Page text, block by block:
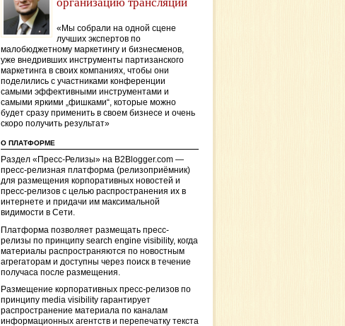
«Мы собрали на одной сцене
лучших экспертов по
малобюджетному маркетингу и бизнесменов,
уже внедривших инструменты партизанского
маркетинга в своих компаниях, чтобы они
поделились с участниками конференции
самыми эффективными инструментами и
самыми яркими „фишками“, которые можно
будет сразу применить в своем бизнесе и очень
скоро получить результат»
О ПЛАТФОРМЕ
Раздел «Пресс-Релизы» на B2Blogger.com —
пресс-релизная платформа (релизоприёмник)
для размещения корпоративных новостей и
пресс-релизов с целью распространения их в
интернете и придачи им максимальной
видимости в Сети.
Платформа позволяет размещать пресс-
релизы по принципу search engine visibility, когда
материалы распространяются по новостным
агрегаторам и доступны через поиск в течение
получаса после размещения.
Размещение корпоративных пресс-релизов по
принципу media visibility гарантирует
распространение материала по каналам
информационных агентств и перепечатку текста